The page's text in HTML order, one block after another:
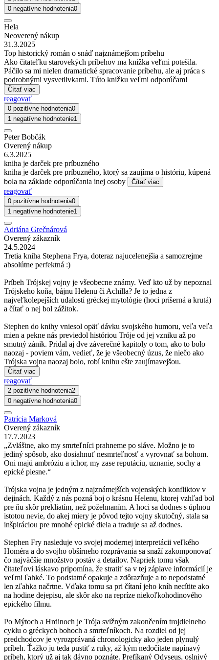
0 negatívne hodnotenia0
Hela
Neoverený nákup
31.3.2025
Top historický román o snáď najznámejšom príbehu
Ako čitateľku starovekých príbehov ma knižka veľmi potešila.
Páčilo sa mi nielen dramatické spracovanie príbehu, ale aj práca s
podrobnými vysvetlivkami. Túto knižku veľmi odporúčam!
Čítať viac
reagovať
0 pozitívne hodnotenia0
1 negatívne hodnotenie1
Peter Bobčák
Overený nákup
6.3.2025
kniha je darček pre príbuzného
kniha je darček pre príbuzného, ktorý sa zaujíma o históriu, kúpená
bola na základe odporúčania inej osoby
Čítať viac
reagovať
0 pozitívne hodnotenia0
1 negatívne hodnotenie1
Adriána Grečnárová
Overený zákazník
24.5.2024
Tretia kniha Stephena Frya, doteraz najucelenejšia a samozrejme
absolútne perfektná :)
Príbeh Trójskej vojny je všeobecne známy. Veď kto už by nepoznal
Trójskeho koňa, bájnu Helenu či Achilla? Je to jedna z
najveľkolepejších udalostí gréckej mytológie (hoci príšerná a krutá)
a čítať o nej bol zážitok.
Stephen do knihy vniesol opäť dávku svojského humoru, veľa veľa
mien a pekne nás previedol históriou Tróje od jej vzniku až po
smutný zánik. Pridal aj dve záverečné kapitoly o tom, ako to bolo
naozaj - poviem vám, vedieť, že je všeobecný úzus, že niečo ako
Trójska vojna naozaj bolo, robí knihu ešte zaujímavejšou.
Čítať viac
reagovať
2 pozitívne hodnotenia2
0 negatívne hodnotenia0
Patrícia Marková
Overený zákazník
17.7.2023
„Zvláštne, ako my smrteľníci prahneme po sláve. Možno je to
jediný spôsob, ako dosiahnuť nesmrteľnosť a vyrovnať sa bohom.
Oni majú ambróziu a ichor, my zase reputáciu, uznanie, sochy a
epické piesne.“
Trójska vojna je jedným z najznámejších vojenských konfliktov v
dejinách. Každý z nás pozná boj o krásnu Helenu, ktorej vzhľad bol
pre ňu skôr prekliatím, než požehnaním. A hoci sa dodnes s úplnou
istotou nevie, do akej miery je pôvod tejto vojny skutočný, stala sa
inšpiráciou pre mnohé epické diela a traduje sa až dodnes.
Stephen Fry nasleduje vo svojej modernej interpretácii veľkého
Homéra a do svojho obšírneho rozprávania sa snaží zakomponovať
čo najväčšie množstvo postáv a detailov. Napriek tomu však
čitateľovi láskavo pripomína, že stratiť sa v tej záplave informácií je
veľmi ľahké. To podstatné opakuje a zdôrazňuje a to nepodstatné
len zľahka načrtne. Vďaka tomu sa pri čítaní jeho kníh necítite ako
na hodine dejepisu, ale skôr ako na repríze niekoľkohodinového
epického filmu.
Po Mýtoch a Hrdinoch je Trója svižným zakončením trojdielneho
cyklu o gréckych bohoch a smrteľníkoch. Na rozdiel od jej
predchodcov je vyrozprávaná chronologicky ako jeden plynulý
príbeh. Ťažko ju teda pustiť z ruky, až kým nedočítate napínavý
príbeh, ktorý už aj tak dávno poznáte. Prefíkaný Odyseus, oslnivý